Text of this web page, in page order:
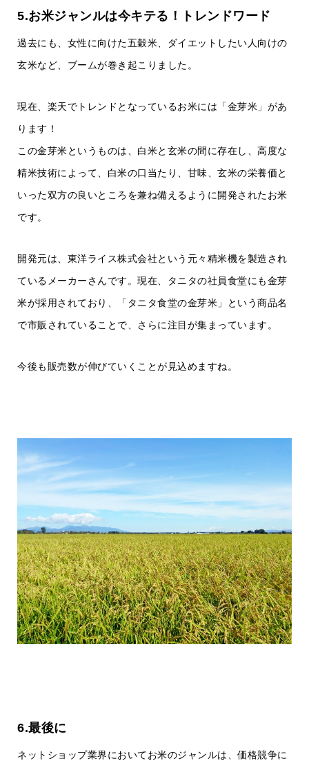
5.お米ジャンルは今キテる！トレンドワード
過去にも、女性に向けた五穀米、ダイエットしたい人向けの
玄米など、ブームが巻き起こりました。
現在、楽天でトレンドとなっているお米には「金芽米」があ
ります！
この金芽米というものは、白米と玄米の間に存在し、高度な
精米技術によって、白米の口当たり、甘味、玄米の栄養価と
いった双方の良いところを兼ね備えるように開発されたお米
です。
開発元は、東洋ライス株式会社という元々精米機を製造され
ているメーカーさんです。現在、タニタの社員食堂にも金芽
米が採用されており、「タニタ食堂の金芽米」という商品名
で市販されていることで、さらに注目が集まっています。
今後も販売数が伸びていくことが見込めますね。
6.最後に
ネットショップ業界においてお米のジャンルは、価格競争に